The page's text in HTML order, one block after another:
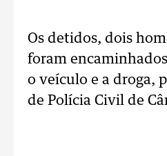
Os detidos, dois
foram
o veículo e a droga,
de Polícia Civil de